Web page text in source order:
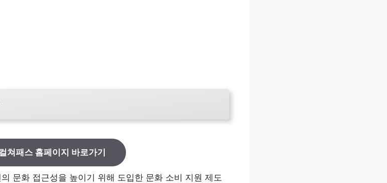
쳐패스 홈페이지 바로가기
문화 접근성을 높이기 위해 도입한 문화 소비 지원 제도